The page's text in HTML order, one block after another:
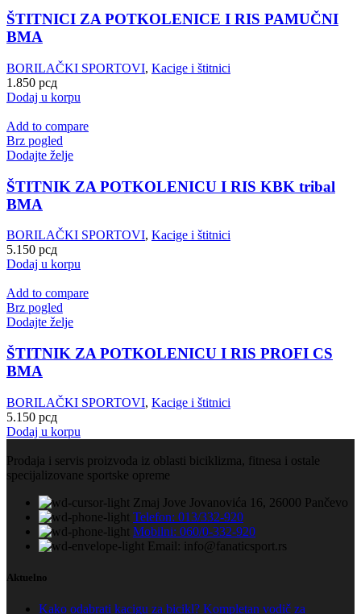
ŠTITNICI ZA POTKOLENICE I RIS PAMUČNI
BMA
BORILAČKI SPORTOVI, Kacige i štitnici
1.850 рсд
Dodaj u korpu
Add to compare
Brz pogled
Dodajte želje
ŠTITNIK ZA POTKOLENICU I RIS KBK tribal
BMA
BORILAČKI SPORTOVI, Kacige i štitnici
5.150 рсд
Dodaj u korpu
Add to compare
Brz pogled
Dodajte želje
ŠTITNIK ZA POTKOLENICU I RIS PROFI CS
BMA
BORILAČKI SPORTOVI, Kacige i štitnici
5.150 рсд
Dodaj u korpu
Prodaja i servis proizvoda iz oblasti biciklizma, fitnesa i ostale
specijalizovane sportske opreme
Zmaj Jove Jovanovića 16, 26000 Pančevo
Telefon: 013/332-920
Mobilni: 060/0-332-920
Email: info@fanaticsport.rs
Aktuelno
Kako odabrati kacigu za bicikl? Kompletan vodič za